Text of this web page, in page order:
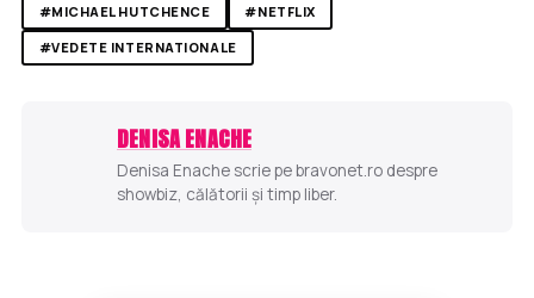
#MICHAEL HUTCHENCE
#NETFLIX
#VEDETE INTERNATIONALE
DENISA ENACHE
Denisa Enache scrie pe bravonet.ro despre
showbiz, călătorii și timp liber.